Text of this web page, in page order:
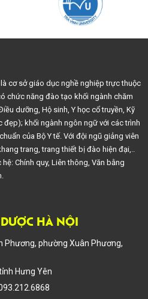
là cơ sở giáo dục nghề nghiệp trực thuộc
chức năng đào tạo khối ngành chăm
dưỡng, Hộ sinh, Y học cổ truyền, Kỹ
đẹp); khối ngành ngôn ngữ với các trình
của Bộ Y tế. Với đội ngũ giảng viên
trang, trang thiết bị đào hiện đại,..
Chính quy, Liên thông, Văn bằng
HÀ NỘI
Phương, phường Xuân Phương,
Hưng Yên